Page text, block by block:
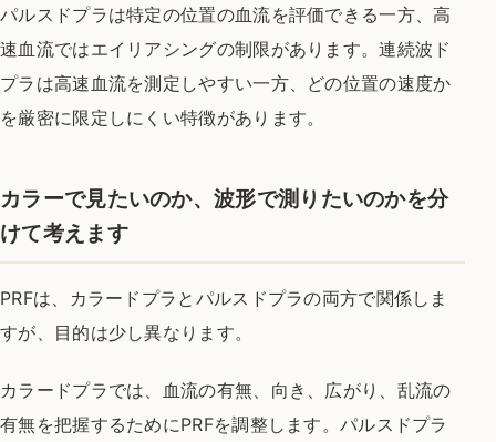
パルスドプラは特定の位置の血流を評価できる一方、高
速血流ではエイリアシングの制限があります。連続波ド
プラは高速血流を測定しやすい一方、どの位置の速度か
を厳密に限定しにくい特徴があります。
カラーで見たいのか、波形で測りたいのかを分
けて考えます
PRFは、カラードプラとパルスドプラの両方で関係しま
すが、目的は少し異なります。
カラードプラでは、血流の有無、向き、広がり、乱流の
有無を把握するためにPRFを調整します。パルスドプラ